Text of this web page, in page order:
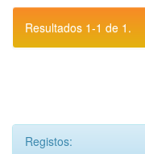
Resultados 1-1 de 1.
Registos: